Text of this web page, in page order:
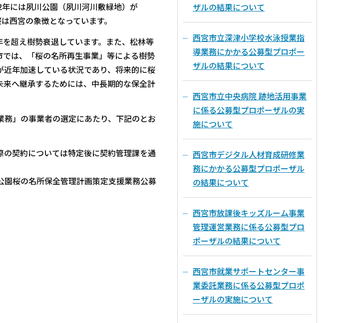
には夙川公園（夙川河川敷緑地）が
西宮の象徴となっています。
超え樹勢衰退しています。また、松林等
は、「桜の名所再生事業」等による樹勢
年加速している状況であり、将来的に桜
へ継承するためには、中長期的な保全計
」の事業者の選定にあたり、下記のとお
契約については特定後に契約管理課を通
桜の名所保全管理計画策定支援業務公募
ザルの結果について
西宮市立深津小学校水泳授業指
導業務にかかる公募型プロポー
ザルの結果について
西宮市立中央病院 跡地活用事業
に係る公募型プロポーザルの実
施について
西宮市デジタル人材育成研修業
務にかかる公募型プロポーザル
の結果について
西宮市放課後キッズルーム事業
管理運営業務に係る公募型プロ
ポーザルの結果について
西宮市就業サポートセンター事
業委託業務に係る公募型プロポ
ーザルの実施について